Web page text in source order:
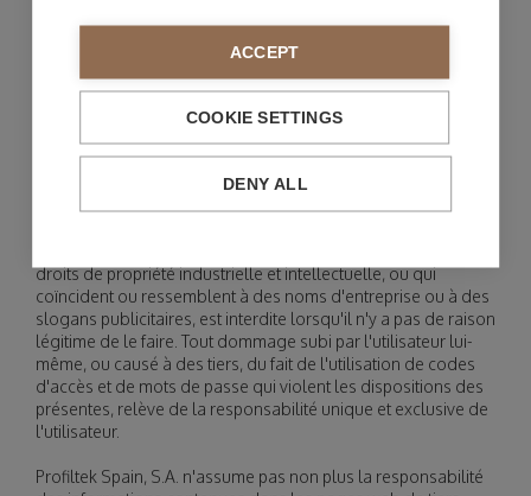
de la protection de ce mot de passe contre toute utilisation
ou divulgation non autorisée. Toute utilisation de ce site web
propres risques. Vous devez informer Profiltek Spain, S.A. dès
que vous avez connaissance d'une utilisation ou d'une
divulgation non autorisée de votre mot de passe. L'utilisateur
ne peut choisir comme mot de passe que des mots, des
chiffres ou des ensembles de mots et de chiffres qui ne sont
pas contraires à la loi, à la morale, aux bonnes coutumes
droits de propriété industrielle et intellectuelle, ou qui
coïncident ou ressemblent à des noms d'entreprise ou à des
slogans publicitaires, est interdite lorsqu'il n'y a pas de raison
légitime de le faire. Tout dommage subi par l'utilisateur lui-
même, ou causé à des tiers, du fait de l'utilisation de codes
d'accès et de mots de passe qui violent les dispositions des
présentes, relève de la responsabilité unique et exclusive de
l'utilisateur.
Profiltek Spain, S.A. n'assume pas non plus la responsabilité
ACCEPT
COOKIE SETTINGS
DENY ALL